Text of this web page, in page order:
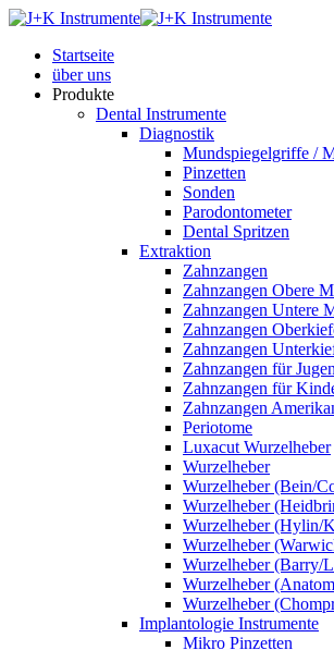
Startseite
über uns
Produkte
Dental Instrumente
Diagnostik
Mundspiegelgriffe /
Pinzetten
Sonden
Parodontometer
Dental Spritzen
Extraktion
Zahnzangen
Zahnzangen Obere
Zahnzangen Untere
Zahnzangen
Zahnzangen
Zahnzangen für
Zahnzangen für
Zahnzangen
Periotome
Luxacut Wurzelheber
Wurzelheber
Wurzelheber (Bein/
Wurzelheber
Wurzelheber (Hylin/
Wurzelheber
Wurzelheber (Barry/
Wurzelheber
Wurzelheber
Implantologie Instrumente
Mikro Pinzetten